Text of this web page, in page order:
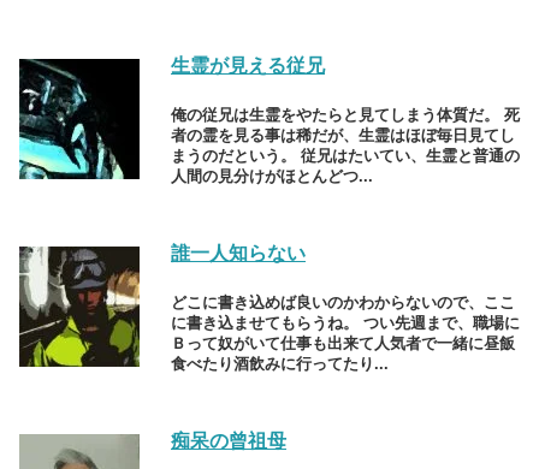
生霊が見える従兄
俺の従兄は生霊をやたらと見てしまう体質だ。 死
者の霊を見る事は稀だが、生霊はほぼ毎日見てし
まうのだという。 従兄はたいてい、生霊と普通の
人間の見分けがほとんどつ...
誰一人知らない
どこに書き込めば良いのかわからないので、ここ
に書き込ませてもらうね。 つい先週まで、職場に
Ｂって奴がいて仕事も出来て人気者で一緒に昼飯
食べたり酒飲みに行ってたり...
痴呆の曾祖母